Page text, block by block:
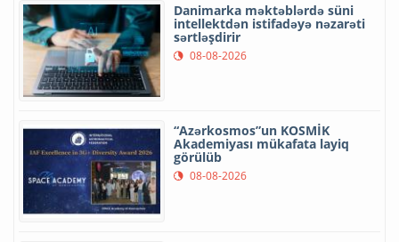
Danimarka məktəblərdə süni
intellektdən istifadəyə nəzarəti
sərtləşdirir
08-08-2026
“Azərkosmos”un KOSMİK
Akademiyası mükafata layiq
görülüb
08-08-2026